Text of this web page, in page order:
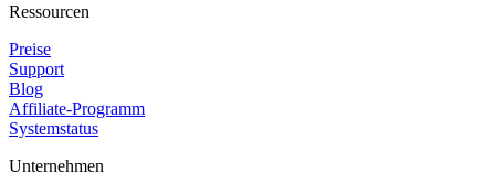
Ressourcen
Preise
Support
Blog
Affiliate-Programm
Systemstatus
Unternehmen